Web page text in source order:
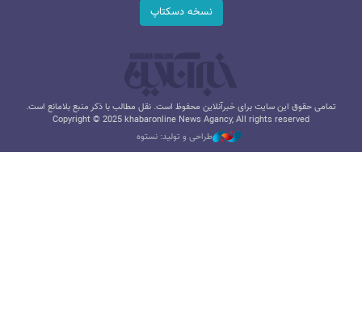
نسخه دسکتاپ
تمامی حقوق این سایت برای خبرآنلاین محفوظ است. نقل مطالب با ذکر منبع بلامانع است.
Copyright © 2025 khabaronline News Agancy, All rights reserved
طراحی و تولید: نستوه